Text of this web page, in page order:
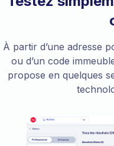
À partir d’une adresse
ou d’un code
propose en quelques